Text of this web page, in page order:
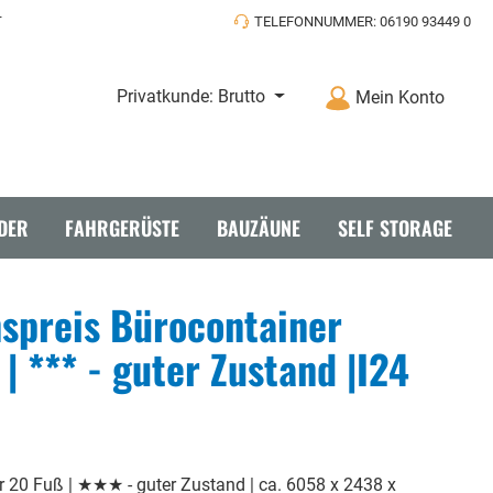
TELEFONNUMMER: 06190 93449 0
Privatkunde: Brutto Mein Konto
FAHRGERÜSTE BAUZÄUNE SELF STORAGE
Bürocontainer
*** - guter Zustand |I24
20 Fuß | ★★★ - guter Zustand | ca. 6058 x 2438 x